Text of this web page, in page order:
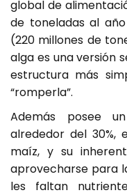
global de
de toneladas al
(220 millones de
alga es una versión
estructura más
“romperla”.
Además posee
alrededor del 30%,
maíz, y su
aprovecharse para
les faltan